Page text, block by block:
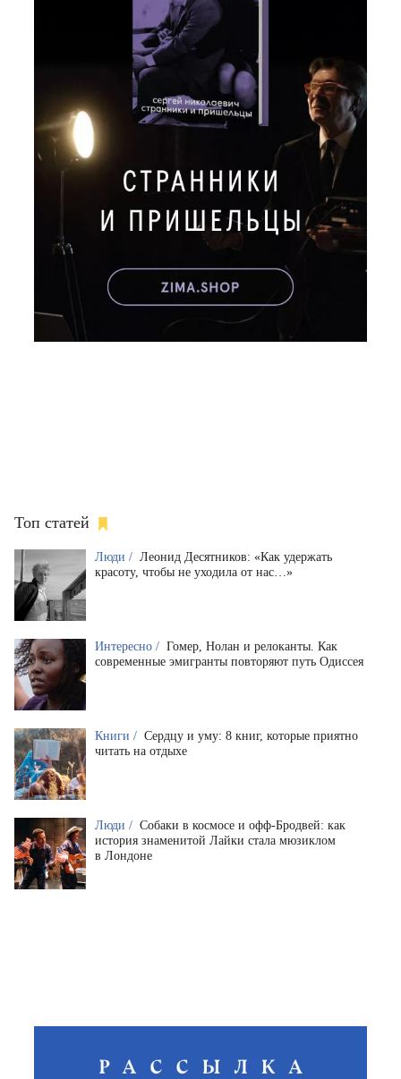
Топ статей
Люди / Леонид Десятников: «Как удержать
красоту, чтобы не уходила от нас…»
Интересно / Гомер, Нолан и релоканты. Как
современные эмигранты повторяют путь Одиссея
Книги / Сердцу и уму: 8 книг, которые приятно
читать на отдыхе
Люди / Собаки в космосе и офф-Бродвей: как
история знаменитой Лайки стала мюзиклом
в Лондоне